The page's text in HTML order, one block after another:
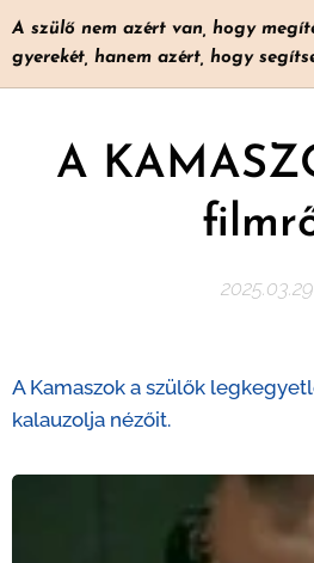
A szülő nem azért van, hogy
gyerekét, hanem azért, hogy
A
2025.03.29
A Kamaszok a szülők
kalauzolja nézőit.